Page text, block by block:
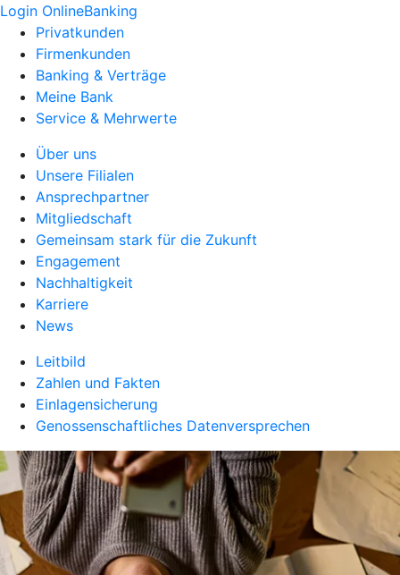
Login OnlineBanking
Privatkunden
Firmenkunden
Banking & Verträge
Meine Bank
Service & Mehrwerte
Über uns
Unsere Filialen
Ansprechpartner
Mitgliedschaft
Gemeinsam stark für die Zukunft
Engagement
Nachhaltigkeit
Karriere
News
Leitbild
Zahlen und Fakten
Einlagensicherung
Genossenschaftliches Datenversprechen